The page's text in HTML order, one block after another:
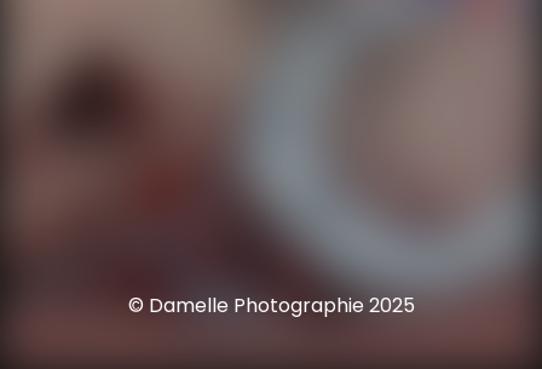
© Damelle Photographie 2025